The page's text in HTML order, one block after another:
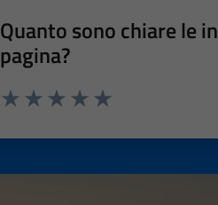
Quanto sono chiare le
pagina?